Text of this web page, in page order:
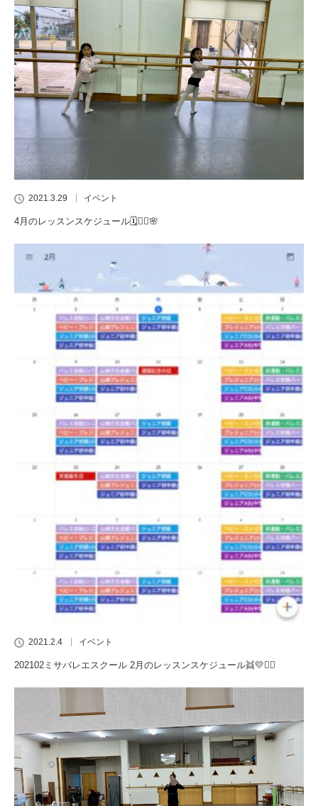
2021.3.29 イベント
4月のレッスンスケジュール🗓👯‍♀️🌸
2021.2.4 イベント
202102ミサバレエスクール 2月のレッスンスケジュール👯💛🧚‍♀️